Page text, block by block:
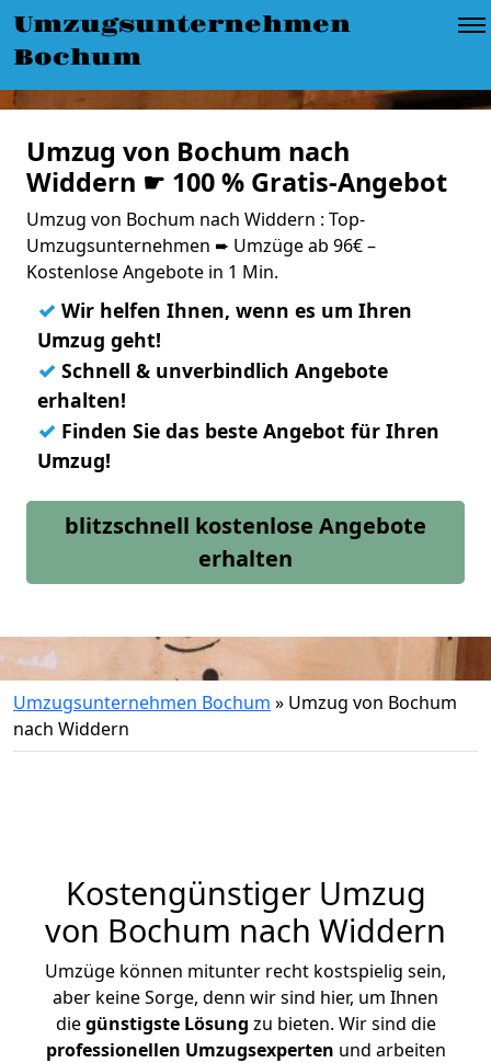
Umzugsunternehmen
Bochum
Umzug von Bochum nach
Widdern ☛ 100 % Gratis-Angebot
Umzug von Bochum nach Widdern : Top-
Umzugsunternehmen ➨ Umzüge ab 96€ –
Kostenlose Angebote in 1 Min.
✓ Wir helfen Ihnen, wenn es um Ihren
Umzug geht!
✓ Schnell & unverbindlich Angebote
erhalten!
✓ Finden Sie das beste Angebot für Ihren
Umzug!
blitzschnell kostenlose Angebote
erhalten
Umzugsunternehmen Bochum » Umzug von Bochum
nach Widdern
Kostengünstiger Umzug
von Bochum nach Widdern
Umzüge können mitunter recht kostspielig sein,
aber keine Sorge, denn wir sind hier, um Ihnen
diegünstigste Lösung zu bieten. Wir sind die
professionellen Umzugsexperten und arbeiten